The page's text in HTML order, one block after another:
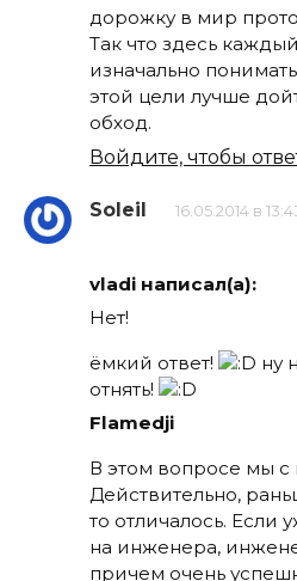
дорожку в мир
Так что здесь
изначально
этой цели лучше
обход.
Войдите, чтобы
Soleil 16.05.2014 в
vladi написал(а):
Нет!
ёмкий ответ!
ну
отнять!
Flamedji
В этом вопросе мы
Действительно,
то отличалось. Если
на инженера,
причем очень